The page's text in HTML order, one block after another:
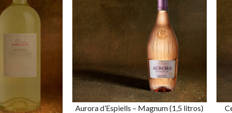
Aurora d’Espiells – Magnum (1,5 litros)